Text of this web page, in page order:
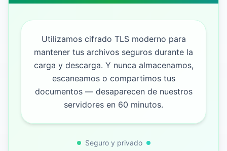
Utilizamos cifrado TLS moderno para
mantener tus archivos seguros durante la
carga y descarga. Y nunca almacenamos,
escaneamos o compartimos tus
documentos — desaparecen de nuestros
servidores en 60 minutos.
Seguro y privado